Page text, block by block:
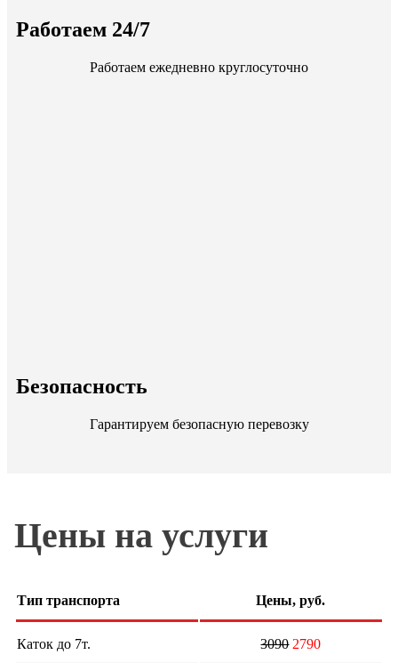
Работаем 24/7
Работаем ежедневно круглосуточно
Безопасность
Гарантируем безопасную перевозку
Цены на услуги
Тип транспорта Цены, руб.
Каток до 7т. 30902790